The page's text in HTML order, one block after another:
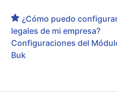
¿Cómo puedo
legales de mi empresa?
Configuraciones del
Buk